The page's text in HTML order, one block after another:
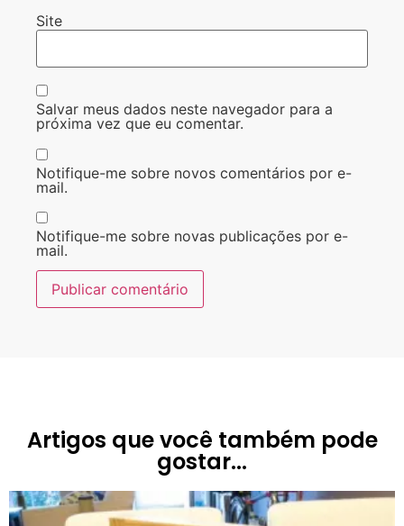
Site
Salvar meus dados neste navegador para a
próxima vez que eu comentar.
Notifique-me sobre novos comentários por e-
mail.
Notifique-me sobre novas publicações por e-
mail.
Artigos que você também pode
gostar...